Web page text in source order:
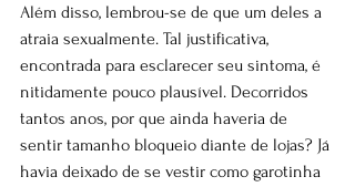
Além disso, lembrou-se de que um deles a
atraia sexualmente. Tal justificativa,
encontrada para esclarecer seu sintoma, é
nitidamente pouco plausível. Decorridos
tantos anos, por que ainda haveria de
sentir tamanho bloqueio diante de lojas? Já
havia deixado de se vestir como garotinha